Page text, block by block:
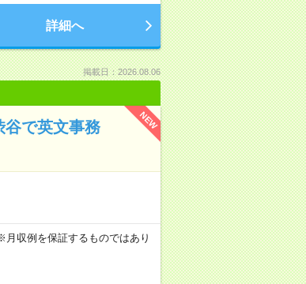
詳細へ
掲載日：2026.08.06
NEW
で英文事務
収例を保証するものではあり